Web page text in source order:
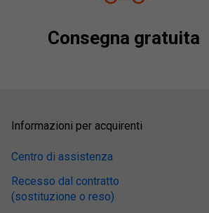
Consegna gratuita
Informazioni per acquirenti
Centro di assistenza
Recesso dal contratto
(sostituzione o reso)